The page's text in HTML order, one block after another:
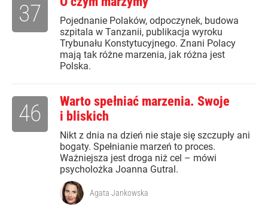
Pojednanie Polaków, odpoczynek, budowa
szpitala w Tanzanii, publikacja wyroku
Trybunału Konstytucyjnego. Znani Polacy
mają tak różne marzenia, jak różna jest
Polska.
37
Warto spełniać marzenia. Swoje
i bliskich
Nikt z dnia na dzień nie staje się szczupły ani
bogaty. Spełnianie marzeń to proces.
Ważniejsza jest droga niż cel – mówi
psycholożka Joanna Gutral.
46
Agata Jankowska